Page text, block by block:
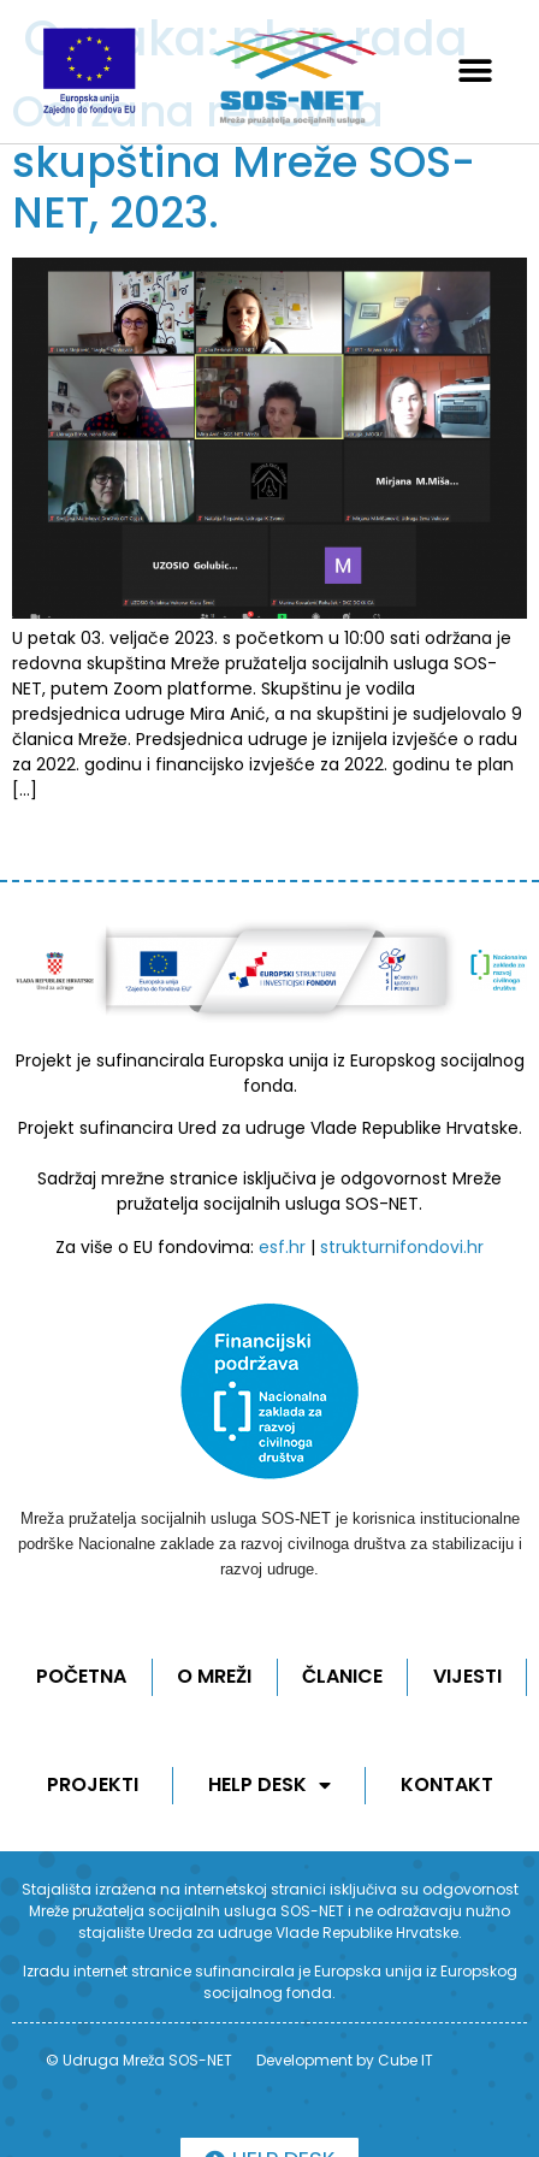
Oznaka:plan rada
Održana redovna
skupština Mreže SOS-
NET, 2023.
U petak 03. veljače 2023. s početkom u 10:00 sati održana je
redovna skupština Mreže pružatelja socijalnih usluga SOS-
NET, putem Zoom platforme. Skupštinu je vodila
predsjednica udruge Mira Anić, a na skupštini je sudjelovalo 9
članica Mreže. Predsjednica udruge je iznijela izvješće o radu
za 2022. godinu i financijsko izvješće za 2022. godinu te plan
[…]
Projekt je sufinancirala Europska unija iz Europskog socijalnog
fonda.
Projekt sufinancira Ured za udruge Vlade Republike Hrvatske.
Sadržaj mrežne stranice isključiva je odgovornost Mreže
pružatelja socijalnih usluga SOS-NET.
Za više o EU fondovima: esf.hr | strukturnifondovi.hr
Mreža pružatelja socijalnih usluga SOS-NET je korisnica institucionalne
podrške Nacionalne zaklade za razvoj civilnoga društva za stabilizaciju i
razvoj udruge.
POČETNA O MREŽI ČLANICE VIJESTI
PROJEKTI HELP DESK KONTAKT
Stajališta izražena na internetskoj stranici isključiva su odgovornost
Mreže pružatelja socijalnih usluga SOS-NET i ne odražavaju nužno
stajalište Ureda za udruge Vlade Republike Hrvatske.
Izradu internet stranice sufinancirala je Europska unija iz Europskog
socijalnog fonda.
© Udruga Mreža SOS-NET Development by Cube IT